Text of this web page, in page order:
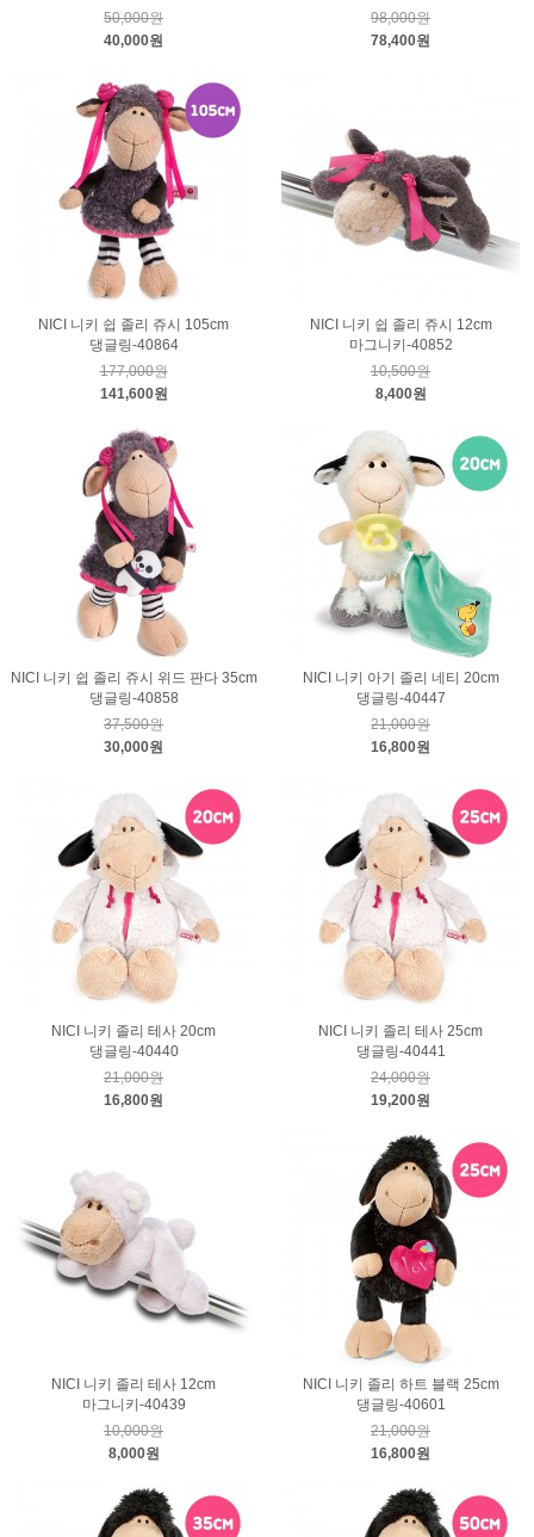
50,000원
40,000원
98,000원
78,400원
NICI 니키 쉽 졸리 쥬시 105cm
댕글링-40864
177,000원
141,600원
NICI 니키 쉽 졸리 쥬시 12cm
마그니키-40852
10,500원
8,400원
NICI 니키 쉽 졸리 쥬시 위드 판다 35cm
댕글링-40858
37,500원
30,000원
NICI 니키 아기 졸리 네티 20cm
댕글링-40447
21,000원
16,800원
NICI 니키 졸리 테사 20cm
댕글링-40440
21,000원
16,800원
NICI 니키 졸리 테사 25cm
댕글링-40441
24,000원
19,200원
NICI 니키 졸리 테사 12cm
마그니키-40439
10,000원
8,000원
NICI 니키 졸리 하트 블랙 25cm
댕글링-40601
21,000원
16,800원